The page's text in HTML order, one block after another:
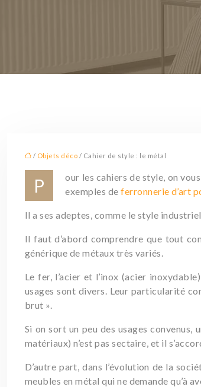
/ Objets déco / Cahier de style : le métal
P
our les cahiers de style, on
exemples deferronnerie d’art
Il a ses adeptes, comme le style
Il faut d’abord comprendre que tout
générique de métaux très variés.
Le fer, l’acier et l’inox (acier
usages sont divers. Leur particularité
brut ».
Si on sort un peu des usages
matériaux) n’est pas sectaire, et il
D’autre part, dans l’évolution de la
meubles en métal qui ne demande qu’à